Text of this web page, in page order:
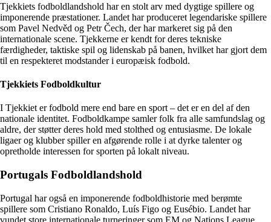
Tjekkiets fodboldlandshold har en stolt arv med dygtige spillere og
imponerende præstationer. Landet har produceret legendariske spillere
som Pavel Nedvěd og Petr Čech, der har markeret sig på den
internationale scene. Tjekkerne er kendt for deres tekniske
færdigheder, taktiske spil og lidenskab på banen, hvilket har gjort dem
til en respekteret modstander i europæisk fodbold.
Tjekkiets Fodboldkultur
I Tjekkiet er fodbold mere end bare en sport – det er en del af den
nationale identitet. Fodboldkampe samler folk fra alle samfundslag og
aldre, der støtter deres hold med stolthed og entusiasme. De lokale
ligaer og klubber spiller en afgørende rolle i at dyrke talenter og
opretholde interessen for sporten på lokalt niveau.
Portugals Fodboldlandshold
Portugal har også en imponerende fodboldhistorie med berømte
spillere som Cristiano Ronaldo, Luís Figo og Eusébio. Landet har
vundet store internationale turneringer som EM og Nations League,